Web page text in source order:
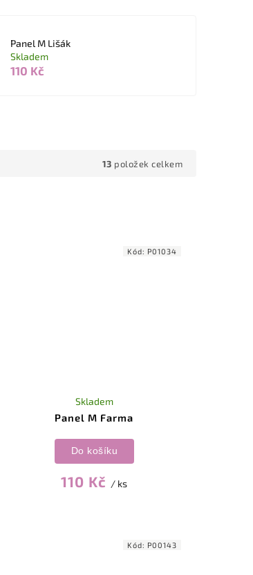
Panel M Lišák
Skladem
110 Kč
13 položek celkem
Panel M Farma
Skladem
110 Kč / ks
Do košíku
Kód: P01034
Kód: P00143